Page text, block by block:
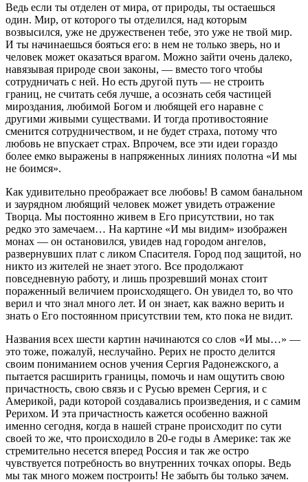
Ведь если ты отделен от мира, от природы, ты остаешься
один. Мир, от которого ты отделился, над которым
возвысился, уже не дружественен тебе, это уже не твой мир.
И ты начинаешься бояться его: в нем не только зверь, но и
человек может оказаться врагом. Можно зайти очень далеко,
навязывая природе свои законы, — вместо того чтобы
сотрудничать с ней. Но есть другой путь — не строить
границ, не считать себя лучше, а осознать себя частицей
мироздания, любимой Богом и любящей его наравне с
другими живыми существами. И тогда противостояние
сменится сотрудничеством, и не будет страха, потому что
любовь не впускает страх. Впрочем, все эти идеи гораздо
более емко выражены в напряженных линиях полотна «И мы
не боимся».
Как удивительно преображает все любовь! В самом банальном
и заурядном любящий человек может увидеть отражение
Творца. Мы постоянно живем в Его присутствии, но так
редко это замечаем… На картине «И мы видим» изображен
монах — он остановился, увидев над городом ангелов,
развернувших плат с ликом Спасителя. Город под защитой, но
никто из жителей не знает этого. Все продолжают
повседневную работу, и лишь прозревший монах стоит
пораженный величием происходящего. Он увидел то, во что
верил и что знал много лет. И он знает, как важно верить и
знать о Его постоянном присутствии тем, кто пока не видит.
Названия всех шести картин начинаются со слов «И мы…» —
это тоже, пожалуй, неслучайно. Рерих не просто делится
своим пониманием основ учения Сергия Радонежского, а
пытается расширить границы, помочь и нам ощутить свою
причастность, свою связь и с Русью времен Сергия, и с
Америкой, ради которой создавались произведения, и с самим
Рерихом. И эта причастность кажется особенно важной
именно сегодня, когда в нашей стране происходит по сути
своей то же, что происходило в 20-е годы в Америке: так же
стремительно несется вперед Россия и так же остро
чувствуется потребность во внутренних точках опоры. Ведь
мы так много можем построить! Не забыть бы только зачем.